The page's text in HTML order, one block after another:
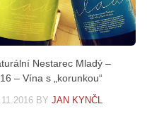
Nestarec Mladý –
– Vína s „korunkou“
BY JAN KYNČL